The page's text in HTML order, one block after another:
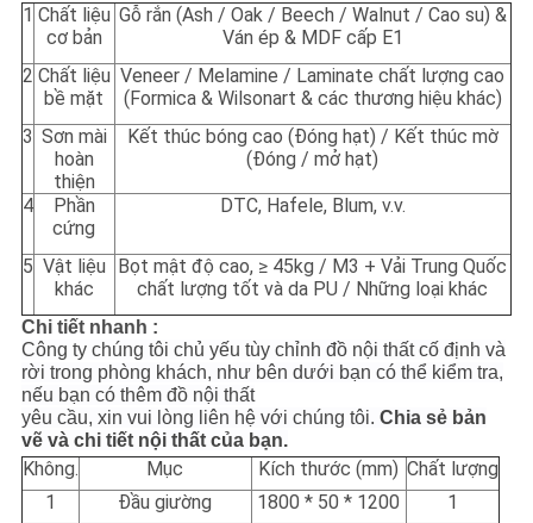
1 Chất liệu
cơ bản
Gỗ rắn (Ash / Oak / Beech / Walnut / Cao su) &
Ván ép & MDF cấp E1
2 Chất liệu
bề mặt
Veneer / Melamine / Laminate chất lượng cao
(Formica & Wilsonart & các thương hiệu khác)
3 Sơn mài
hoàn
thiện
Kết thúc bóng cao (Đóng hạt) / Kết thúc mờ
(Đóng / mở hạt)
4
Phần
cứng
DTC, Hafele, Blum, v.v.
5 Vật liệu
khác
Bọt mật độ cao, ≥ 45kg / M3 + Vải Trung Quốc
chất lượng tốt và da PU / Những loại khác
Chi tiết nhanh :
Công ty chúng tôi chủ yếu tùy chỉnh đồ nội thất cố định và
rời trong phòng khách, như bên dưới bạn có thể kiểm tra,
nếu bạn có thêm đồ nội thất
yêu cầu, xin vui lòng liên hệ với chúng tôi. Chia sẻ bản
vẽ và chi tiết nội thất của bạn.
Không. Mục Kích thước (mm) Chất lượng
1
Đầu giường 1800 * 50 * 1200
1